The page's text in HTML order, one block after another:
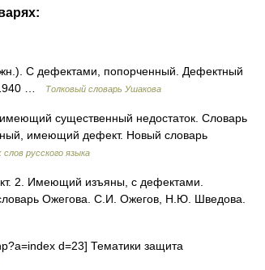
С дефектами, попорченный. Дефектный
1940 …
Толковый словарь Ушакова
существенный недостаток. Словарь
имеющий дефект. Новый словарь
русского языка
2. Имеющий изъяны, с дефектами.
Ожегова. С.И. Ожегов, Н.Ю. Шведова.
d=23] Тематики защита